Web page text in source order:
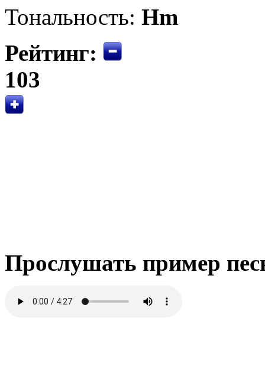
Тональность: Hm
Рейтинг:
103
Прослушать пример